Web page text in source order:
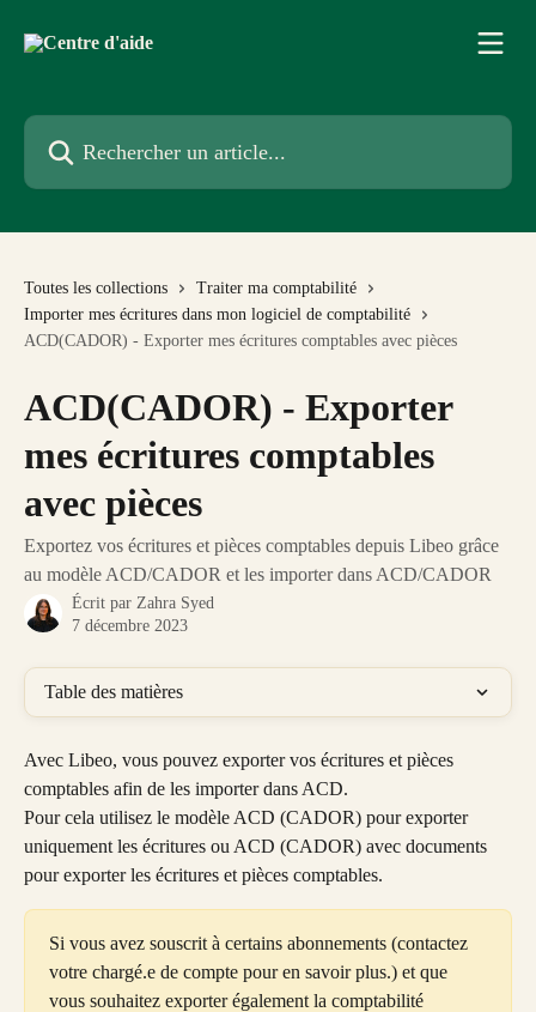
Rechercher un article...
Toutes les collections
Traiter ma comptabilité
Importer mes écritures dans mon logiciel de comptabilité
ACD(CADOR) - Exporter mes écritures comptables avec pièces
ACD(CADOR) - Exporter
mes écritures comptables
avec pièces
Exportez vos écritures et pièces comptables depuis Libeo grâce
au modèle ACD/CADOR et les importer dans ACD/CADOR
Écrit par Zahra Syed
7 décembre 2023
Table des matières
Avec Libeo, vous pouvez exporter vos écritures et pièces
comptables afin de les importer dans ACD.
Pour cela utilisez le modèle ACD (CADOR) pour exporter
uniquement les écritures ou ACD (CADOR) avec documents
pour exporter les écritures et pièces comptables.
Si vous avez souscrit à certains abonnements (contactez
votre chargé.e de compte pour en savoir plus.) et que
vous souhaitez exporter également la comptabilité